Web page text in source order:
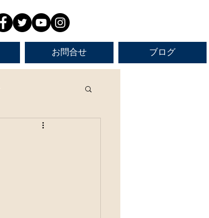
お問合せ ブログ